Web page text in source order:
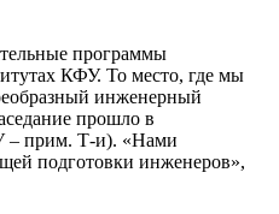
программы
КФУ. То место, где мы
инженерный
прошло в
– прим. Т-и). «Нами
подготовки инженеров»,